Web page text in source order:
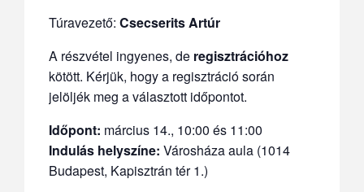
Túravezető: Csecserits Artúr
A részvétel ingyenes, de regisztrációhoz
kötött. Kérjük, hogy a regisztráció során
jelöljék meg a választott időpontot.
Időpont: március 14., 10:00 és 11:00
Indulás helyszíne: Városháza aula (1014
Budapest, Kapisztrán tér 1.)